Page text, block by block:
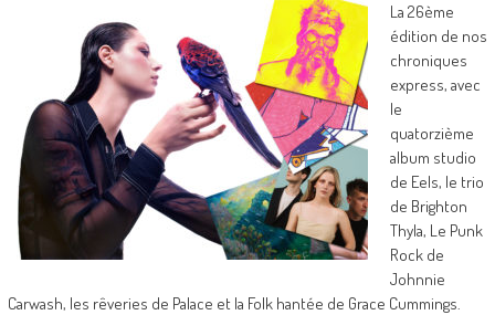
La 26ème
édition de nos
chroniques
express, avec
le
quatorzième
album studio
de Eels, le trio
de Brighton
Thyla, Le Punk
Rock de
Johnnie
Carwash, les rêveries de Palace et la Folk hantée de Grace Cummings.